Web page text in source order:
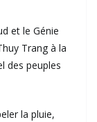
et le Génie
Trang à la
des peuples
la pluie,